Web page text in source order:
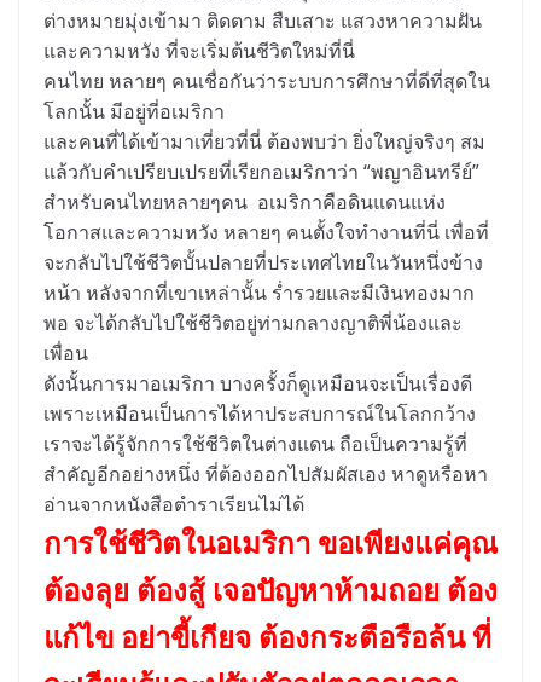
ต่างหมายมุ่งเข้ามา ติดตาม สืบเสาะ แสวงหาความฝัน
และความหวัง ที่จะเริ่มต้นชีวิตใหม่ที่นี่
คนไทย หลายๆ คนเชื่อกันว่าระบบการศึกษาที่ดีที่สุดใน
โลกนั้น มีอยู่ที่อเมริกา
และคนที่ได้เข้ามาเที่ยวที่นี่ ต้องพบว่า ยิ่งใหญ่จริงๆ สม
แล้วกับคำเปรียบเปรยที่เรียกอเมริกาว่า “พญาอินทรีย์”
สำหรับคนไทยหลายๆคน อเมริกาคือดินแดนแห่ง
โอกาสและความหวัง หลายๆ คนตั้งใจทำงานที่นี่ เพื่อที่
จะกลับไปใช้ชีวิตบั้นปลายที่ประเทศไทยในวันหนึ่งข้าง
หน้า หลังจากที่เขาเหล่านั้น ร่ำรวยและมีเงินทองมาก
พอ จะได้กลับไปใช้ชีวิตอยู่ท่ามกลางญาติพี่น้องและ
เพื่อน
ดังนั้นการมาอเมริกา บางครั้งก็ดูเหมือนจะเป็นเรื่องดี
เพราะเหมือนเป็นการได้หาประสบการณ์ในโลกกว้าง
เราจะได้รู้จักการใช้ชีวิตในต่างแดน ถือเป็นความรู้ที่
สำคัญอีกอย่างหนึ่ง ที่ต้องออกไปสัมผัสเอง หาดูหรือหา
อ่านจากหนังสือตำราเรียนไม่ได้
การใช้ชีวิตในอเมริกา ขอเพียงแค่คุณ
ต้องลุย ต้องสู้ เจอปัญหาห้ามถอย ต้อง
แก้ไข อย่าขี้เกียจ ต้องกระตือรือล้น ที่